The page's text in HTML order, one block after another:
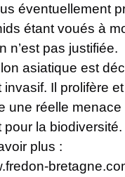
éventuellement
étant voués à
n’est pas justifiée.
asiatique est
invasif. Il prolifère et
une réelle menace
pour la biodiversité.
plus :